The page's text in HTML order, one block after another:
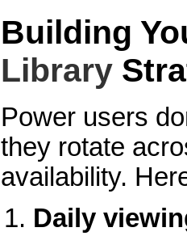
Building
Library
Power users
they rotate
availability.
Daily